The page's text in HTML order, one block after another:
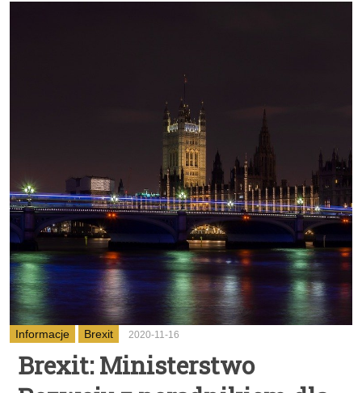
Informacje Brexit 2020-11-16
Brexit: Ministerstwo